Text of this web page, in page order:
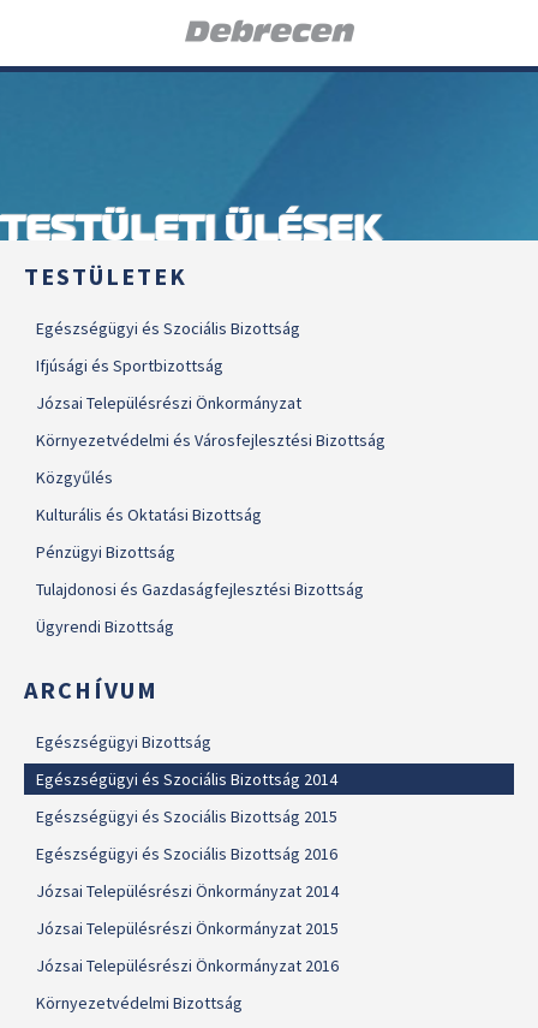
TESTÜLETI ÜLÉSEK
TESTÜLETEK
Egészségügyi és Szociális Bizottság
Ifjúsági és Sportbizottság
Józsai Településrészi Önkormányzat
Környezetvédelmi és Városfejlesztési Bizottság
Közgyűlés
Kulturális és Oktatási Bizottság
Pénzügyi Bizottság
Tulajdonosi és Gazdaságfejlesztési Bizottság
Ügyrendi Bizottság
ARCHÍVUM
Egészségügyi Bizottság
Egészségügyi és Szociális Bizottság 2014
Egészségügyi és Szociális Bizottság 2015
Egészségügyi és Szociális Bizottság 2016
Józsai Településrészi Önkormányzat 2014
Józsai Településrészi Önkormányzat 2015
Józsai Településrészi Önkormányzat 2016
Környezetvédelmi Bizottság